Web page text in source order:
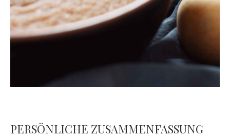
PERSÖNLICHE ZUSAMMENFASSUNG